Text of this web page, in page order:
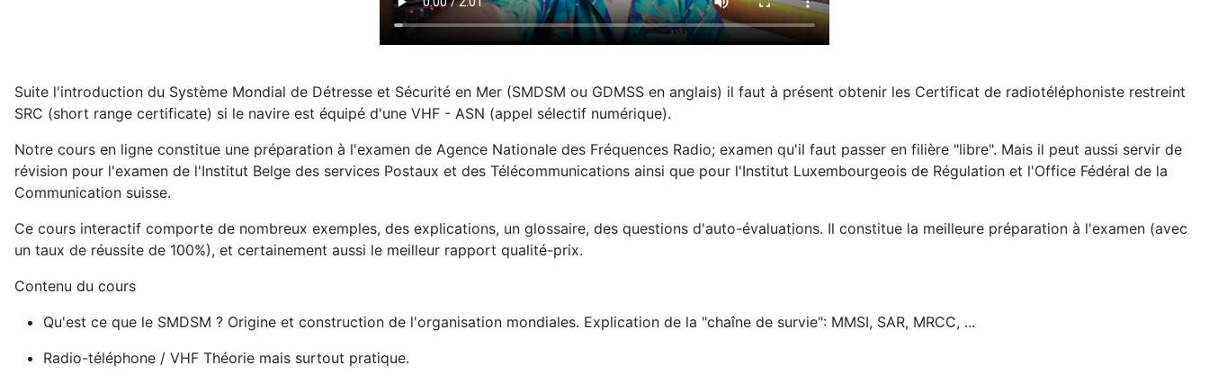
Suite l'introduction du Système Mondial de Détresse et Sécurité en Mer (SMDSM ou GDMSS en anglais) il faut à présent obtenir les Certificat de radiotéléphoniste restreint
SRC (short range certificate) si le navire est équipé d'une VHF - ASN (appel sélectif numérique).
Notre cours en ligne constitue une préparation à l'examen de Agence Nationale des Fréquences Radio; examen qu'il faut passer en filière "libre". Mais il peut aussi servir de
révision pour l'examen de l'Institut Belge des services Postaux et des Télécommunications ainsi que pour l'Institut Luxembourgeois de Régulation et l'Office Fédéral de la
Communication suisse.
Ce cours interactif comporte de nombreux exemples, des explications, un glossaire, des questions d'auto-évaluations. Il constitue la meilleure préparation à l'examen (avec
un taux de réussite de 100%), et certainement aussi le meilleur rapport qualité-prix.
Contenu du cours
Qu'est ce que le SMDSM ? Origine et construction de l'organisation mondiales. Explication de la "chaîne de survie": MMSI, SAR, MRCC, ...
Radio-téléphone / VHF Théorie mais surtout pratique.